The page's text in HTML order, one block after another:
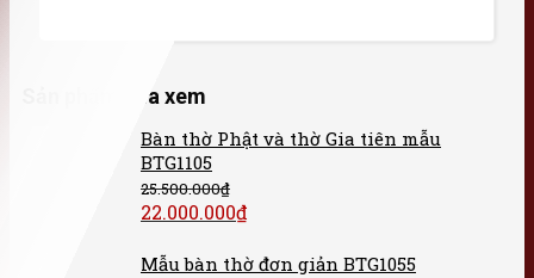
Sản phẩm vừa xem
Bàn thờ Phật và thờ Gia tiên mẫu
BTG1105
25.500.000₫
22.000.000₫
Mẫu bàn thờ đơn giản BTG1055